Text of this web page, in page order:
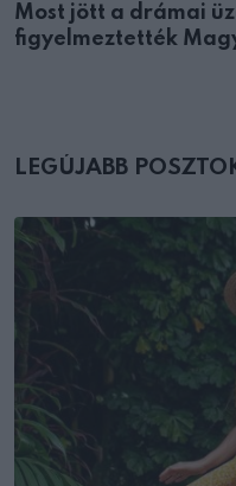
Most jött a drámai
figyelmeztették
LEGÚJABB